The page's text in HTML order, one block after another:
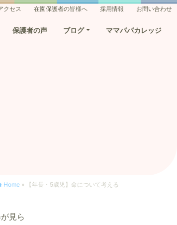
クセス 在園保護者の皆様へ 採用情報 お問い合わせ
保護者の声 ブログ ママパパカレッジ
Home » 【年長・5歳児】命について考える
見ら